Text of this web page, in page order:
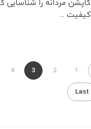
کاپشن مردانه را شناسایی
کیفیت ...
1
2
3
4
Last